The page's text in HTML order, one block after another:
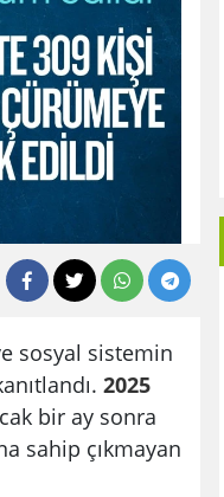
sosyal sistemin
2025
bir ay sonra
sahip çıkmayan